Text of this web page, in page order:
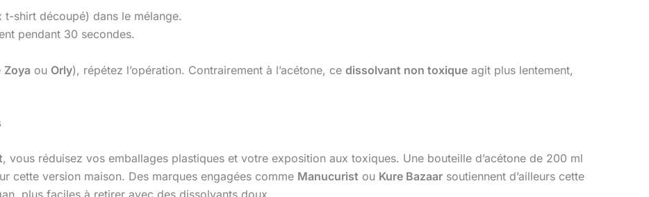
shirt découpé) dans le mélange.
pendant 30 secondes.
Zoya ou Orly), répétez l’opération. Contrairement à l’acétone, ce dissolvant non toxique agit plus lentement,
, vous réduisez vos emballages plastiques et votre exposition aux toxiques. Une bouteille d’acétone de 200 ml
cette version maison. Des marques engagées comme Manucurist ou Kure Bazaar soutiennent d’ailleurs cette